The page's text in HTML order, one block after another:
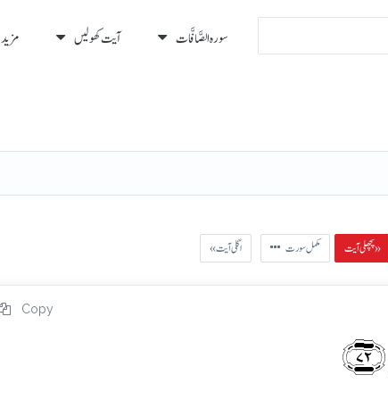
سورہ الصَّافَّات آیت کھولیں مزید
پچھلی آیت » مکمل سورت « اگلی آیت
Copy